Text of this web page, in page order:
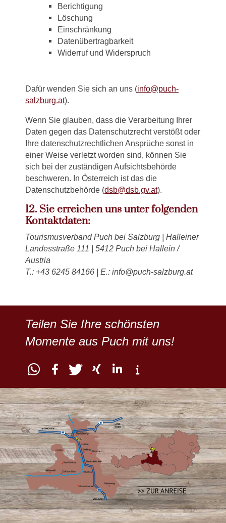
Berichtigung
Löschung
Einschränkung
Datenübertragbarkeit
Widerruf und Widerspruch
Dafür wenden Sie sich an uns (info@puch-
salzburg.at).
Wenn Sie glauben, dass die Verarbeitung Ihrer
Daten gegen das Datenschutzrecht verstößt oder
Ihre datenschutzrechtlichen Ansprüche sonst in
einer Weise verletzt worden sind, können Sie
sich bei der zuständigen Aufsichtsbehörde
beschweren. In Österreich ist das die
Datenschutzbehörde (dsb@dsb.gv.at).
12. Sie erreichen uns unter folgenden
Kontaktdaten:
Tourismusverband Puch bei Salzburg | Halleiner
Landesstraße 111 | 5412 Puch bei Hallein /
Austria
T.: +43 6245 84166 | E.: info@puch-salzburg.at
Teilen Sie Ihre schönsten
Momente aus Puch mit uns!